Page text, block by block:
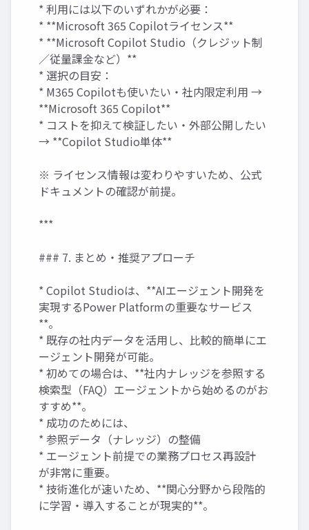
* 利用には以下のいずれかが必要：
* **Microsoft 365 Copilotライセンス**
* **Microsoft Copilot Studio（クレジット制
／従量課金など）**
* 選択の目安：
* M365 Copilotも使いたい・社内限定利用 →
**Microsoft 365 Copilot**
* コストを抑えて検証したい・外部公開したい
→ **Copilot Studio単体**
※ ライセンス情報は変わりやすいため、公式
ドキュメントの確認が前提。
***
### 7. まとめ・推奨アプローチ
* Copilot Studioは、**AIエージェント開発を
実現するPower Platformの重要なサービス
**。
* 既存の社内データを活用し、比較的簡単にエ
ージェント開発が可能。
* 初めての場合は、**社内ナレッジを参照する
検索型（FAQ）エージェントから始めるのがお
すすめ**。
* 成功のためには、
* 参照データ（ナレッジ）の整備
* エージェント前提での業務プロセス再設計
が非常に重要。
* 技術進化が速いため、**関心分野から段階的
に学習・導入することが現実的**。